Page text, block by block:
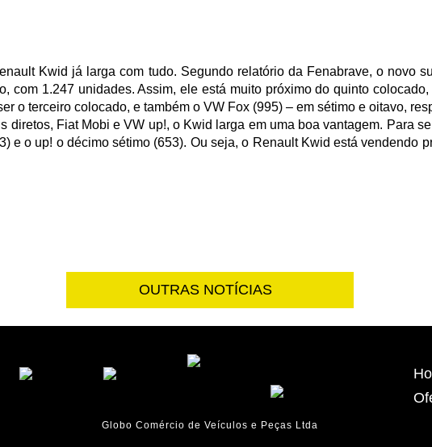
Kwid já larga com tudo. Segundo relatório da Fenabrave, o novo
com 1.247 unidades. Assim, ele está muito próximo do quinto
o terceiro colocado, e também o VW Fox (995) – em sétimo e oitavo,
diretos, Fiat Mobi e VW up!, o Kwid larga em uma boa vantagem. Para
e o up! o décimo sétimo (653). Ou seja, o Renault Kwid está vendendo
OUTRAS NOTÍCIAS
Globo Comércio de Veículos e Peças Ltda